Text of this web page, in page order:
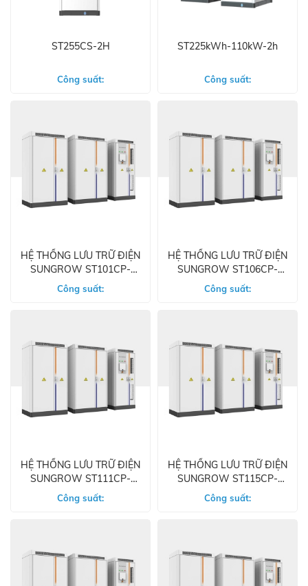
ST255CS-2H
Công suất:
ST225kWh-110kW-2h
Công suất:
HỆ THỐNG LƯU TRỮ ĐIỆN
SUNGROW ST101CP-
Công suất:
HỆ THỐNG LƯU TRỮ ĐIỆN
SUNGROW ST106CP-
Công suất:
HỆ THỐNG LƯU TRỮ ĐIỆN
SUNGROW ST111CP-
Công suất:
HỆ THỐNG LƯU TRỮ ĐIỆN
SUNGROW ST115CP-
Công suất: